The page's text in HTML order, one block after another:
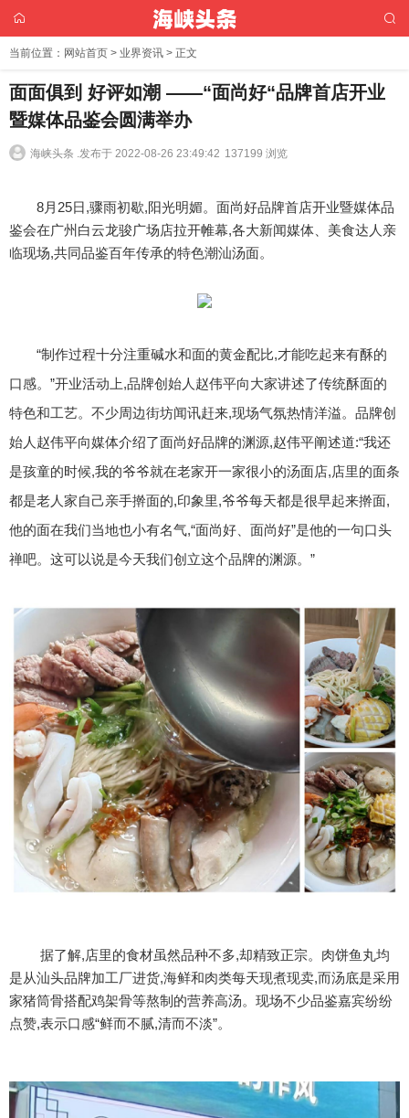
当前位置： 网站首页 > 业界资讯 > 正文
面面俱到 好评如潮 ——“面尚好“品牌首店开业
暨媒体品鉴会圆满举办
海峡头条 .发布于 2022-08-26 23:49:42 137199 浏览
8月25日,骤雨初歇,阳光明媚。面尚好品牌首店开业暨媒体品
鉴会在广州白云龙骏广场店拉开帷幕,各大新闻媒体、美食达人亲
临现场,共同品鉴百年传承的特色潮汕汤面。
“制作过程十分注重碱水和面的黄金配比,才能吃起来有酥的
口感。”开业活动上,品牌创始人赵伟平向大家讲述了传统酥面的
特色和工艺。不少周边街坊闻讯赶来,现场气氛热情洋溢。品牌创
始人赵伟平向媒体介绍了面尚好品牌的渊源,赵伟平阐述道:“我还
是孩童的时候,我的爷爷就在老家开一家很小的汤面店,店里的面条
都是老人家自己亲手擀面的,印象里,爷爷每天都是很早起来擀面,
他的面在我们当地也小有名气,“面尚好、面尚好”是他的一句口头
禅吧。这可以说是今天我们创立这个品牌的渊源。”
据了解,店里的食材虽然品种不多,却精致正宗。肉饼鱼丸均
是从汕头品牌加工厂进货,海鲜和肉类每天现煮现卖,而汤底是采用
家猪筒骨搭配鸡架骨等熬制的营养高汤。现场不少品鉴嘉宾纷纷
点赞,表示口感“鲜而不腻,清而不淡”。